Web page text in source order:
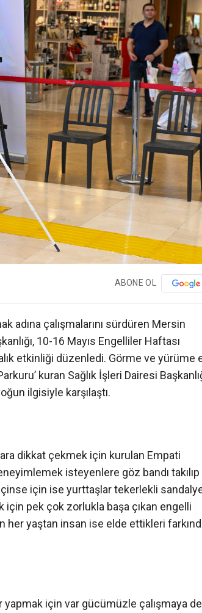
ABONE OL
adına çalışmalarını sürdüren Mersin
10-16 Mayıs Engelliler Haftası
etkinliği düzenledi. Görme ve yürüme
kuran Sağlık İşleri Dairesi
ilgisiyle karşılaştı.
dikkat çekmek için kurulan Empati
isteyenlere göz bandı
için ise yurttaşlar tekerlekli
için pek çok zorlukla başa çıkan engelli
her yaştan insan ise elde ettikleri
yapmak için var gücümüzle çalışmaya